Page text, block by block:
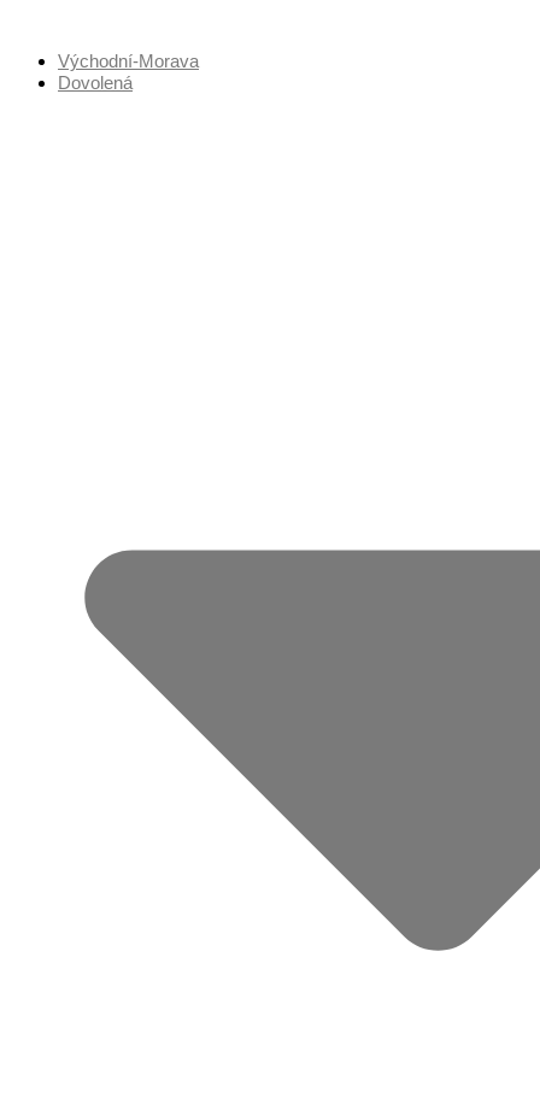
obsahuVýchodní-Morava
Dovolená